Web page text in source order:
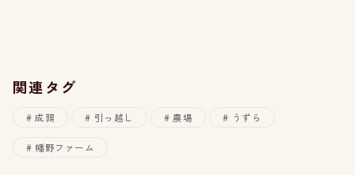
関連タグ
成鶉 引っ越し 農場 うずら
幡野ファーム